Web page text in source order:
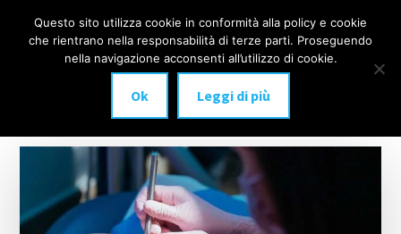
Additional
menu
IMPLANTOLOGIA
DENTALE
anche
carico
immediato!
Menu
Questo sito utilizza cookie in conformità alla policy e cookie
che rientrano nella responsabilità di terze parti. Proseguendo
nella navigazione acconsenti all’utilizzo di cookie.
Ok Leggi di più